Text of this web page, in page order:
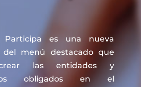
Participa es una nueva
del menú destacado que
las entidades y
obligados en el